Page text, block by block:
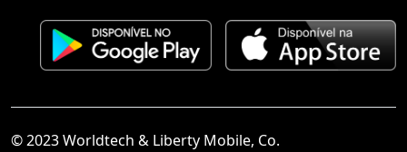
© 2023 Worldtech & Liberty Mobile, Co.